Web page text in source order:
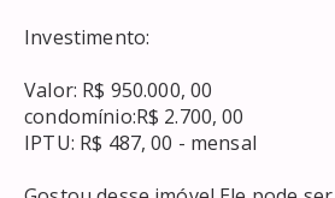
Valor: R$ 950.000, 00
condomínio:R$ 2.700, 00